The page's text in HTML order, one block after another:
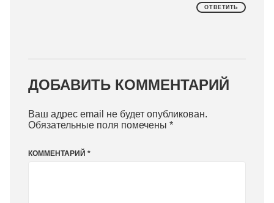
ОТВЕТИТЬ
ДОБАВИТЬ КОММЕНТАРИЙ
Ваш адрес email не будет опубликован.
Обязательные поля помечены *
КОММЕНТАРИЙ *